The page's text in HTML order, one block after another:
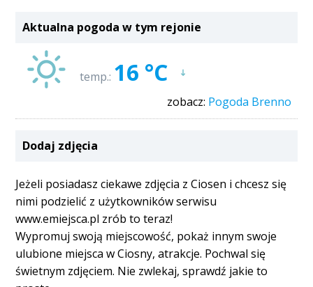
Aktualna pogoda w tym rejonie
temp.: 16 °C
zobacz: Pogoda Brenno
Dodaj zdjęcia
Jeżeli posiadasz ciekawe zdjęcia z Ciosen i chcesz się
nimi podzielić z użytkowników serwisu
www.emiejsca.pl zrób to teraz!
Wypromuj swoją miejscowość, pokaż innym swoje
ulubione miejsca w Ciosny, atrakcje. Pochwal się
świetnym zdjęciem. Nie zwlekaj, sprawdź jakie to